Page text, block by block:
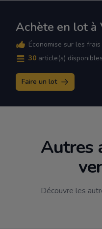
Achète en lot à
Économise sur les
30 article(s) disponibles
Faire un lot
Autres
Découvre les